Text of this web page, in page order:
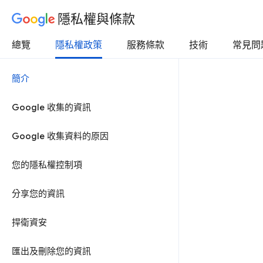
隱私權與條款
總覽 隱私權政策 服務條款 技術 常見問
簡介
Google 收集的資訊
Google 收集資料的原因
您的隱私權控制項
分享您的資訊
捍衛資安
匯出及刪除您的資訊